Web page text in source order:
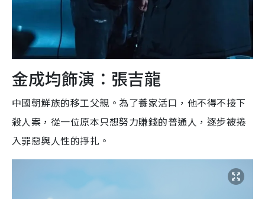
金成均飾演：張吉龍
中國朝鮮族的移工父親。為了養家活口，他不得不接下
殺人案，從一位原本只想努力賺錢的普通人，逐步被捲
入罪惡與人性的掙扎。